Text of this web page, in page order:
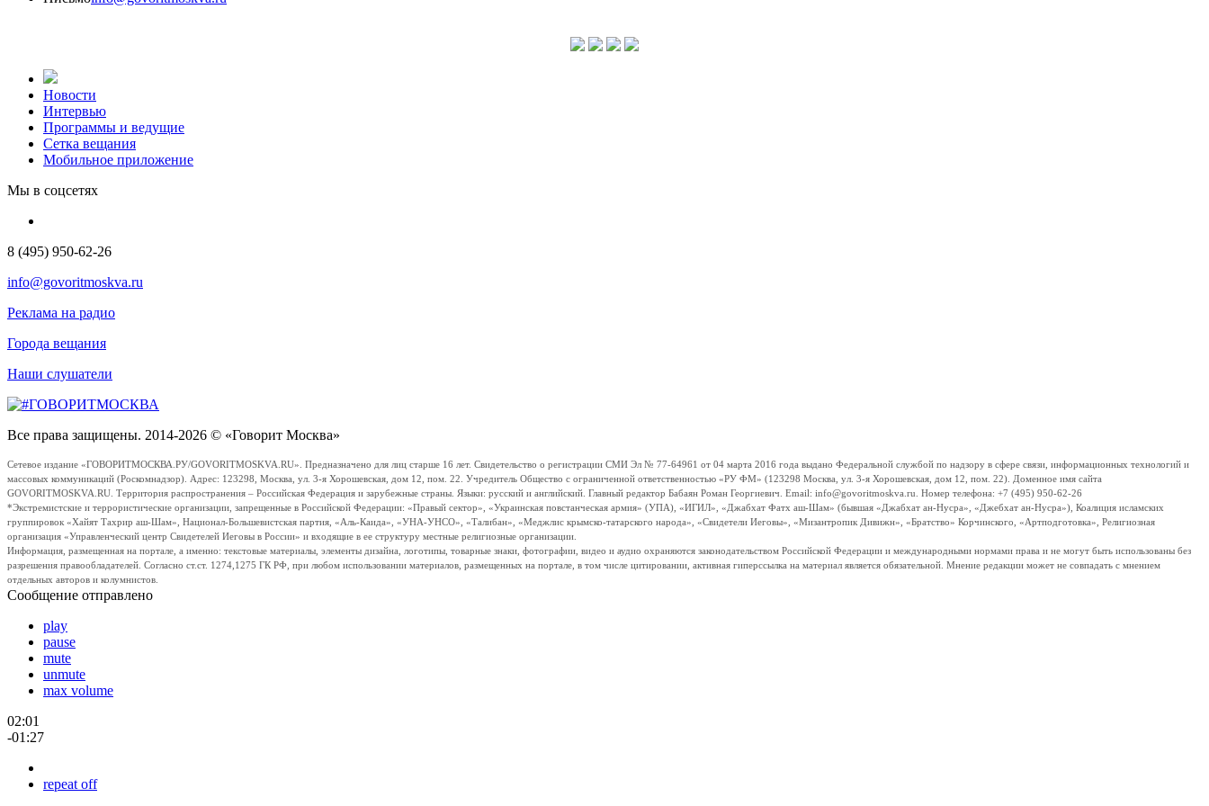
Новости
Интервью
Программы и ведущие
Сетка вещания
Мобильное приложение
Мы в соцсетях
8 (495) 950-62-26
info@govoritmoskva.ru
Реклама на радио
Города вещания
Наши слушатели
Все права защищены. 2014-2026 © «Говорит Москва»
Сетевое издание «ГОВОРИТМОСКВА.РУ/GOVORITMOSKVA.RU». Предназначено для лиц старше 16 лет. Свидетельство о регистрации СМИ Эл № 77-64961 от 04 марта 2016 года выдано Федеральной службой по надзору в сфере связи, информационных технологий и
массовых коммуникаций (Роскомнадзор). Адрес: 123298, Москва, ул. 3-я Хорошевская, дом 12, пом. 22. Учредитель Общество с ограниченной ответственностью «РУ ФМ» (123298 Москва, ул. 3-я Хорошевская, дом 12, пом. 22). Доменное имя сайта
GOVORITMOSKVA.RU. Территория распространения – Российская Федерация и зарубежные страны. Языки: русский и английский. Главный редактор Бабаян Роман Георгиевич. Email: info@govoritmoskva.ru. Номер телефона: +7 (495) 950-62-26
*Экстремистские и террористические организации, запрещенные в Российской Федерации: «Правый сектор», «Украинская повстанческая армия» (УПА), «ИГИЛ», «Джабхат Фатх аш-Шам» (бывшая «Джабхат ан-Нусра», «Джебхат ан-Нусра»), Коалиция исламских
группировок «Хайят Тахрир аш-Шам», Национал-Большевистская партия, «Аль-Каида», «УНА-УНСО», «Талибан», «Меджлис крымско-татарского народа», «Свидетели Иеговы», «Мизантропик Дивижн», «Братство» Корчинского, «Артподготовка», Религиозная
организация «Управленческий центр Свидетелей Иеговы в России» и входящие в ее структуру местные религиозные организации.
Информация, размещенная на портале, а именно: текстовые материалы, элементы дизайна, логотипы, товарные знаки, фотографии, видео и аудио охраняются законодательством Российской Федерации и международными нормами права и не могут быть использованы без
разрешения правообладателей. Согласно ст.ст. 1274,1275 ГК РФ, при любом использовании материалов, размещенных на портале, в том числе цитировании, активная гиперссылка на материал является обязательной. Мнение редакции может не совпадать с мнением
отдельных авторов и колумнистов.
Сообщение отправлено
play
pause
mute
unmute
max volume
02:01
-01:27
repeat off